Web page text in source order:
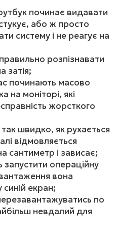
починає видавати
або ж просто
систему і не реагує на
розпізнавати
затія;
починають масово
на моніторі, які
жорсткого
швидко, як рухається
відмовляється
сантиметр і зависає;
операційну
вона
екран;
по
невдалий для